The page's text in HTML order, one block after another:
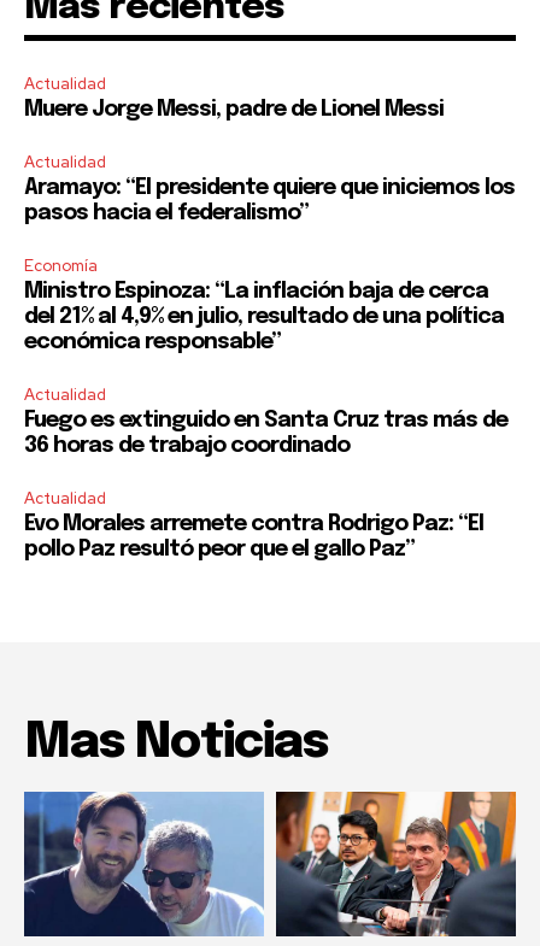
SUBSCRIBE
I've read and accept thePrivacy Policy.
Mas recientes
Actualidad
Muere Jorge Messi, padre de Lionel Messi
Actualidad
Aramayo: “El presidente quiere que iniciemos los
pasos hacia el federalismo”
Economía
Ministro Espinoza: “La inflación baja de cerca
del 21% al 4,9% en julio, resultado de una política
económica responsable”
Actualidad
Fuego es extinguido en Santa Cruz tras más de
36 horas de trabajo coordinado
Actualidad
Evo Morales arremete contra Rodrigo Paz: “El
pollo Paz resultó peor que el gallo Paz”
Mas Noticias